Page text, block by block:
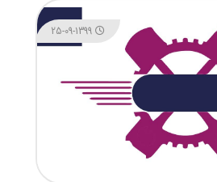
25-09-1399